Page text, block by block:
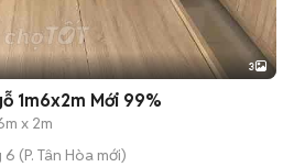
3
1m6x2m Mới 99%
x 2m
6 (P. Tân Hòa mới)